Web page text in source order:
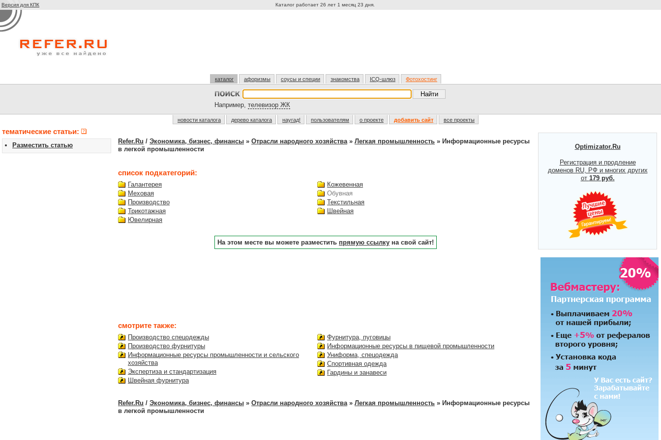
Версия для КПК Каталог работает 26 лет 1 месяц 23 дня.
каталог афоризмы соусы и специи знакомства ICQ-шлюз Фотохостинг
Например, телевизор ЖК
новости каталога дерево каталога наугад! пользователям о проекте добавить сайт все проекты
тематические статьи:
Разместить статью
Refer.Ru / Экономика, бизнес, финансы » Отрасли народного хозяйства» Легкая промышленность » Информационные ресурсы
в легкой промышленности
список подкатегорий:
Галантерея
Меховая
Производство
Трикотажная
Ювелирная
Кожевенная
Обувная
Текстильная
Швейная
На этом месте вы можете разместить прямую ссылку на свой сайт!
смотрите также:
Производство спецодежды
Производство фурнитуры
Информационные ресурсы промышленности и сельского
хозяйства
Экспертиза и стандартизация
Швейная фурнитура
Фурнитура, пуговицы
Информационные ресурсы в пищевой промышленности
Униформа, спецодежда
Спортивная одежда
Гардины и занавеси
Refer.Ru / Экономика, бизнес, финансы » Отрасли народного хозяйства » Легкая промышленность » Информационные ресурсы
в легкой промышленности
Optimizator.Ru
Регистрация и продление
доменов RU, РФ и многих других
от 179 руб.